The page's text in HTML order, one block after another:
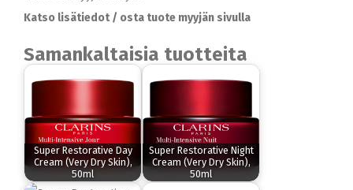
Katso lisätiedot / osta tuote myyjän sivulla
Samankaltaisia tuotteita
Super Restorative Day
Cream (Very Dry Skin),
50ml
Super Restorative Night
Cream (Very Dry Skin),
50ml